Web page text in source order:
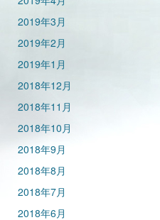
2019年3月
2019年2月
2019年1月
2018年12月
2018年11月
2018年10月
2018年9月
2018年8月
2018年7月
2018年6月